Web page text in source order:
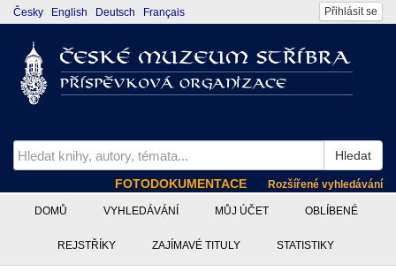
Přihlásit se
Česky English Deutsch Français
Hledat
FOTODOKUMENTACE
Rozšířené vyhledávání
DOMŮ VYHLEDÁVÁNÍ MŮJ ÚČET OBLÍBENÉ
REJSTŘÍKY ZAJÍMAVÉ TITULY STATISTIKY